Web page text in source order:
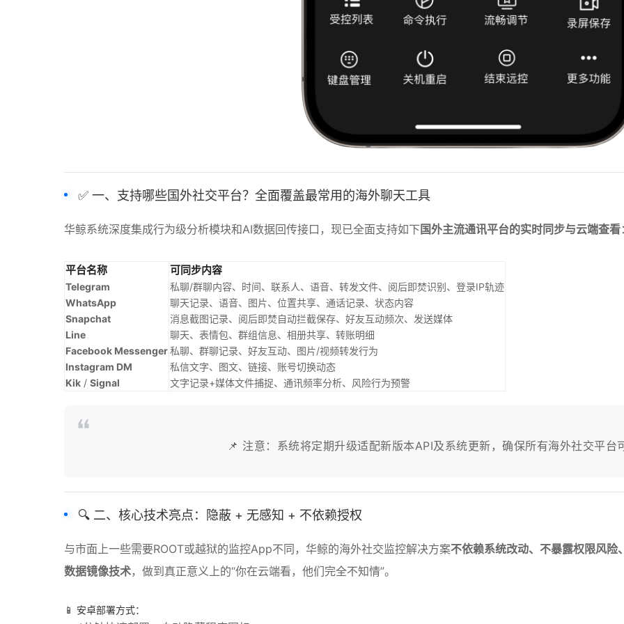
✅ 一、支持哪些国外社交平台？全面覆盖最常用的海外聊天工具
华鲸系统深度集成行为级分析模块和AI数据回传接口，现已全面支持如下 国外主流通讯平台的实时同步与云端查看
平台名称 可同步内容
Telegram
私聊/群聊内容、时间、联系人、语音、转发文件、阅后即焚识别、登录IP轨迹
WhatsApp
聊天记录、语音、图片、位置共享、通话记录、状态内容
Snapchat
消息截图记录、阅后即焚自动拦截保存、好友互动频次、发送媒体
Line
聊天、表情包、群组信息、相册共享、转账明细
Facebook Messenger私聊、群聊记录、好友互动、图片/视频转发行为
Instagram DM
私信文字、图文、链接、账号切换动态
Kik / Signal 文字记录+媒体文件捕捉、通讯频率分析、风险行为预警
📌 注意：系统将定期升级适配新版本API及系统更新，确保所有海外社交平台
🔍 二、核心技术亮点：隐蔽 + 无感知 + 不依赖授权
与市面上一些需要ROOT或越狱的监控App不同，华鲸的海外社交监控解决方案不依赖系统改动、不暴露权限风险
数据镜像技术，做到真正意义上的“你在云端看，他们完全不知情”。
📱 安卓部署方式：